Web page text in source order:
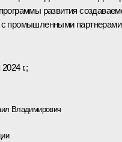
развития
с промышленными
г.;
Владимирович